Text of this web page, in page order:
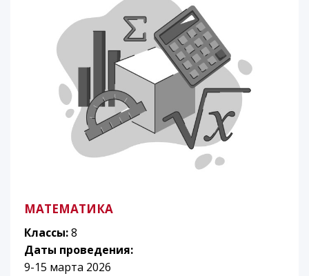
МАТЕМАТИКА
Классы:8
Даты проведения:
9-15 марта 2026